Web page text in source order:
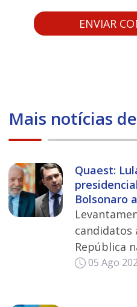
Mais notícias
Quaest:
Bolsonaro
candidatos
República
05 Ago